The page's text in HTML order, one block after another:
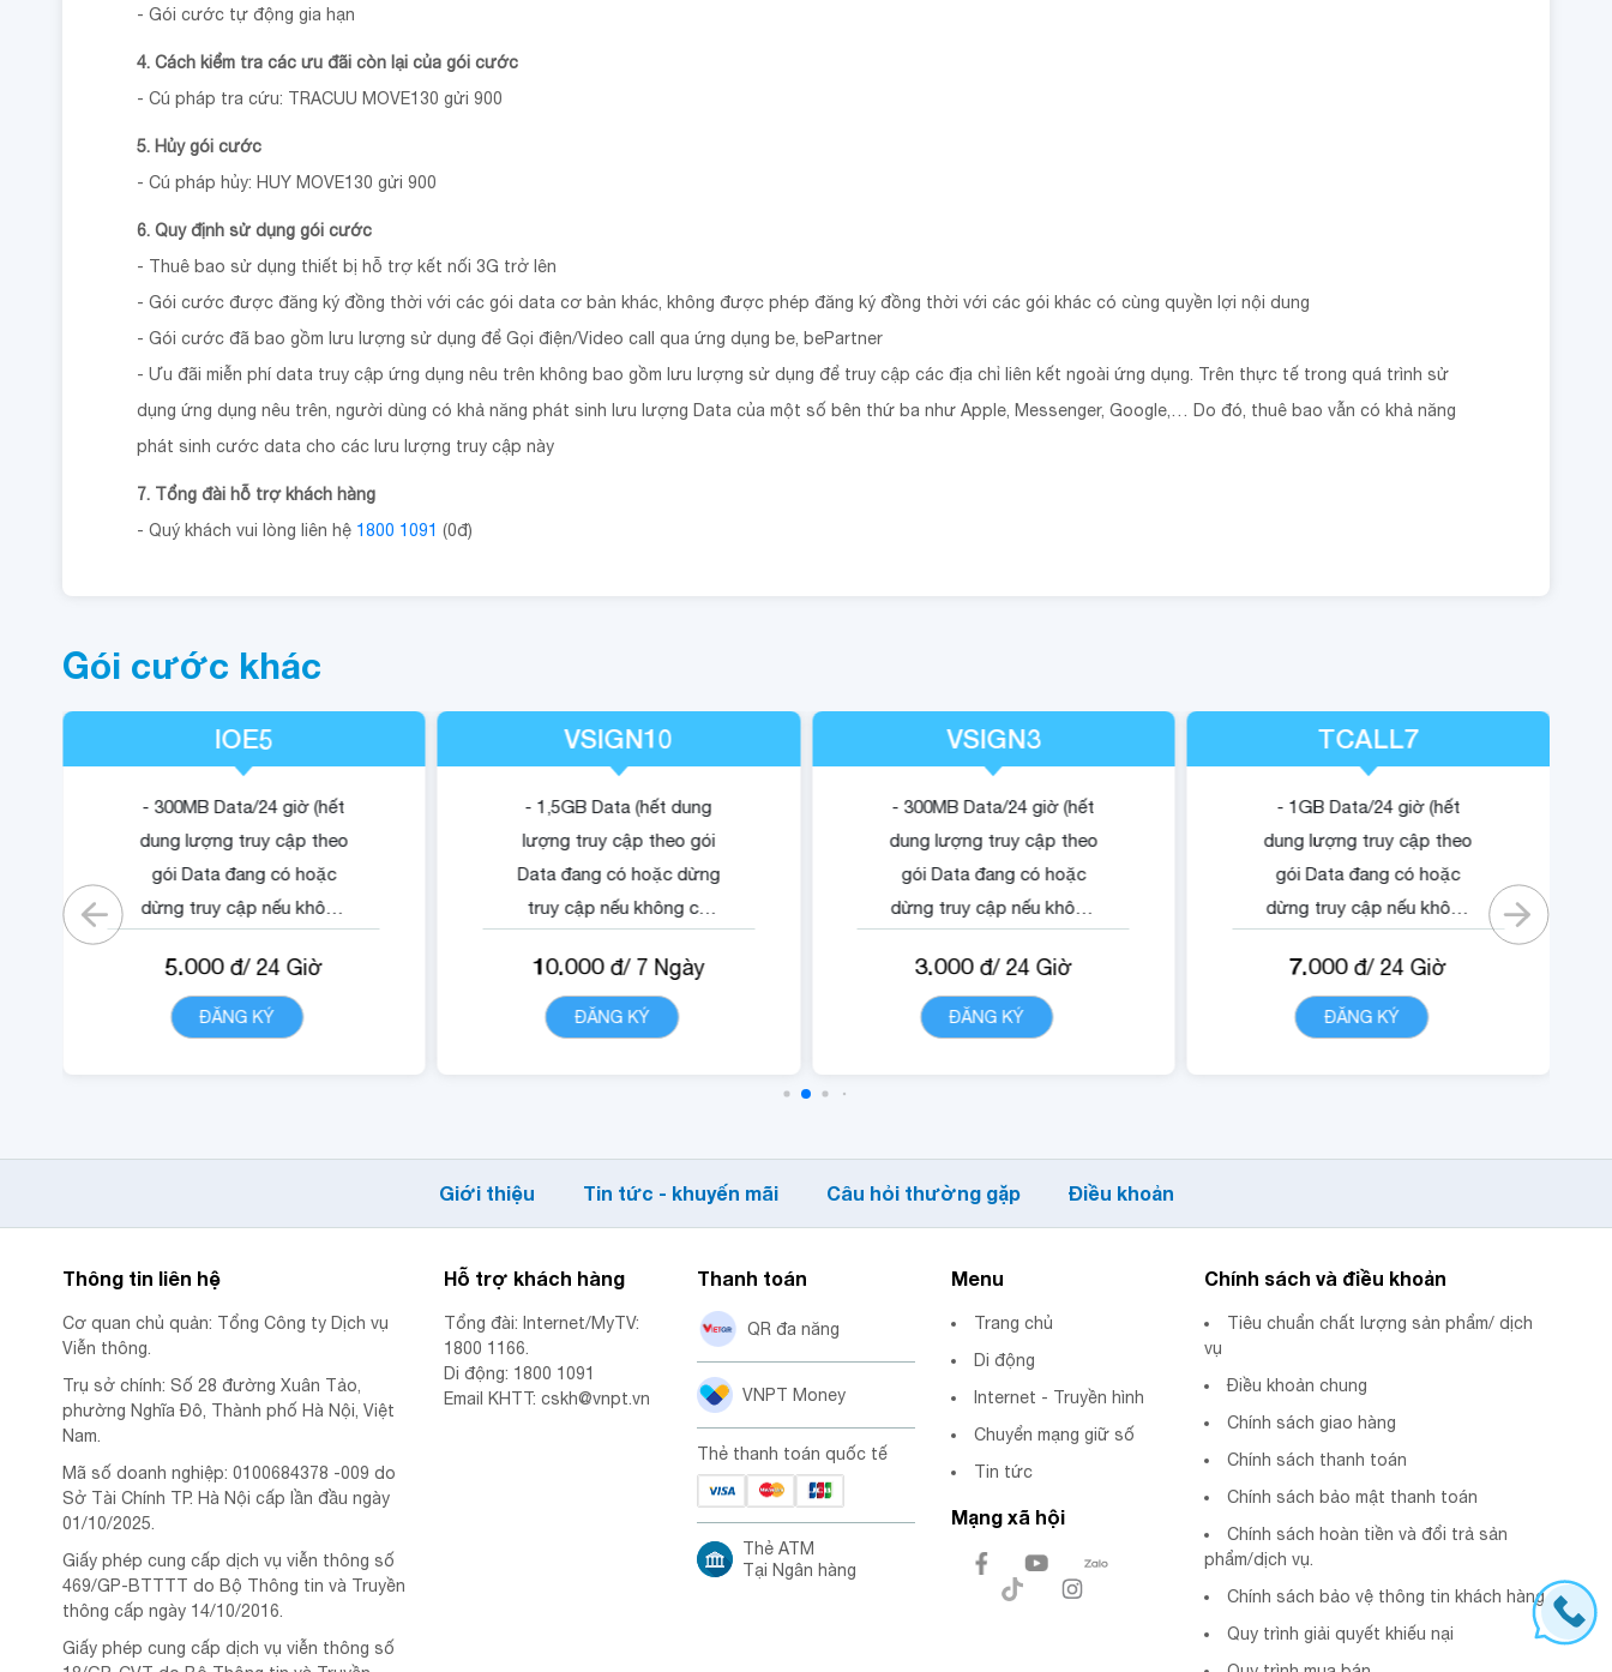
- Gói cước tự động gia hạn
4. Cách kiểm tra các ưu đãi còn lại của gói cước
- Cú pháp tra cứu: TRACUU MOVE130 gửi 900
5. Hủy gói cước
- Cú pháp hủy: HUY MOVE130 gửi 900
6. Quy định sử dụng gói cước
- Thuê bao sử dụng thiết bị hỗ trợ kết nối 3G trở lên
- Gói cước được đăng ký đồng thời với các gói data cơ bản khác, không được phép đăng ký đồng thời với các gói khác có cùng quyền lợi nội dung
- Gói cước đã bao gồm lưu lượng sử dụng để Gọi điện/Video call qua ứng dụng be, bePartner
- Ưu đãi miễn phí data truy cập ứng dụng nêu trên không bao gồm lưu lượng sử dụng để truy cập các địa chỉ liên kết ngoài ứng dụng. Trên thực tế trong quá trình sử
dụng ứng dụng nêu trên, người dùng có khả năng phát sinh lưu lượng Data của một số bên thứ ba như Apple, Messenger, Google,… Do đó, thuê bao vẫn có khả năng
phát sinh cước data cho các lưu lượng truy cập này
7. Tổng đài hỗ trợ khách hàng
- Quý khách vui lòng liên hệ 1800 1091 (0đ)
Gói cước khác
IOE5
- 300MB Data/24 giờ (hết
dung lượng truy cập theo
gói Data đang có hoặc
dừng truy cập nếu không
- Cộng 500 RUBY.
- 01 Mã Quyền Lợi IOE sử
dụng trong 24 giờ.
5.000đ/ 24 Giờ
ĐĂNG KÝ
VSIGN10
- 1,5GB Data (hết dung
lượng truy cập theo gói
Data đang có hoặc dừng
truy cập nếu không có
- Quyền lợi sử dụng nội
dung dịch vụ Vsign.
10.000đ/ 7 Ngày
CHI TIẾT ĐĂNG KÝ
VSIGN3
- 300MB Data/24 giờ (hết
dung lượng truy cập theo
gói Data đang có hoặc
dừng truy cập nếu không
- Quyền lợi sử dụng nội
dung dịch vụ Vsign.
3.000đ/ 24 Giờ
CHI TIẾT ĐĂNG KÝ
TCALL7
- 1GB Data/24 giờ (hết
dung lượng truy cập theo
gói Data đang có hoặc
dừng truy cập nếu không
- Quyền lợi sử dụng nội
dung dịch vụ Trustcall.
7.000đ/ 24 Giờ
CHI TIẾT ĐĂNG KÝCHI TIẾT
Giới thiệu Tin tức - khuyến mãi Câu hỏi thường gặp Điều khoản
Thông tin liên hệ
Cơ quan chủ quản: Tổng Công ty Dịch vụ
Viễn thông.
Trụ sở chính: Số 28 đường Xuân Tảo,
phường Nghĩa Đô, Thành phố Hà Nội, Việt
Nam.
Mã số doanh nghiệp: 0100684378 -009 do
Sở Tài Chính TP. Hà Nội cấp lần đầu ngày
01/10/2025.
Giấy phép cung cấp dịch vụ viễn thông số
469/GP-BTTTT do Bộ Thông tin và Truyền
thông cấp ngày 14/10/2016.
Giấy phép cung cấp dịch vụ viễn thông số
Hỗ trợ khách hàng
Tổng đài: Internet/MyTV:
1800 1166.
Di động: 1800 1091
Email KHTT: cskh@vnpt.vn
Thanh toán
QR đa năng
VNPT Money
Thẻ thanh toán quốc tế
Thẻ ATM
Tại Ngân hàng
Menu
Trang chủ
Di động
Internet - Truyền hình
Chuyển mạng giữ số
Tin tức
Mạng xã hội
Chính sách và điều khoản
Tiêu chuẩn chất lượng sản phẩm/ dịch
vụ
Điều khoản chung
Chính sách giao hàng
Chính sách thanh toán
Chính sách bảo mật thanh toán
Chính sách hoàn tiền và đổi trả sản
phẩm/dịch vụ.
Chính sách bảo vệ thông tin khách hàng
Quy trình giải quyết khiếu nại